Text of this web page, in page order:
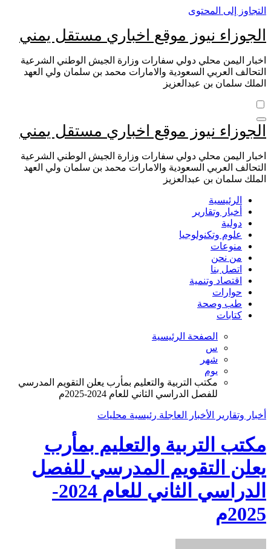
التجاوز إلى المحتوى
الجوزاء نيوز موقع اخباري مستقل يمني
اخبار اليمن محلي دولي سفارات وزارة الجيش الوطني الشرعية
التحالف العربي السعودية والامارات محمد بن سلمان ولي العهد
الملك سلمان بن عبدالعزيز
الجوزاء نيوز موقع اخباري مستقل يمني
اخبار اليمن محلي دولي سفارات وزارة الجيش الوطني الشرعية
التحالف العربي السعودية والامارات محمد بن سلمان ولي العهد
الملك سلمان بن عبدالعزيز
الرئيسية
أخبار وتقارير
دولية
علوم وتكنولوجيا
منوعات
من نحن
اتصل بنا
اقتصاد وتنمية
حوارات
طب وصحة
كتابات
الصفحة الرئيسية
س
شهر
يوم
مكتب التربية والتعليم بمأرب يعلن التقويم المدرسي
للفصل الدراسي الثاني للعام 2024-2025م
أخبار وتقارير الأخبار العاجلة رئيسية محليات
مكتب التربية والتعليم بمأرب
يعلن التقويم المدرسي للفصل
الدراسي الثاني للعام 2024-
2025م